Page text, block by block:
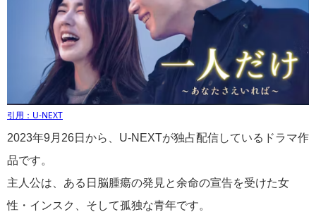
引用：U-NEXT
2023年9月26日から、U-NEXTが独占配信しているドラマ作
品です。
主人公は、ある日脳腫瘍の発見と余命の宣告を受けた女
性・インスク、そして孤独な青年です。